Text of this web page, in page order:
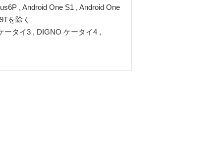
, Android One S1 , Android One
を除く
ータイ3 , DIGNO ケータイ4 ,